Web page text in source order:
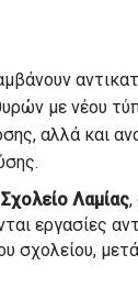
με νέου
αλλά και
Λαμίας,
εργασίες
σχολείου,